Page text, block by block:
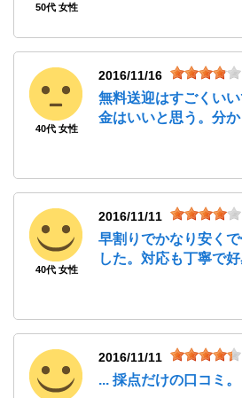
50代 女性
40代 女性
2016/11/16
無料送迎はすごくい
金はいいと思う。分か
40代 女性
2016/11/11
早割りでかなり安く
した。対応も丁寧で
2016/11/11
... 採点だけの口コミ。